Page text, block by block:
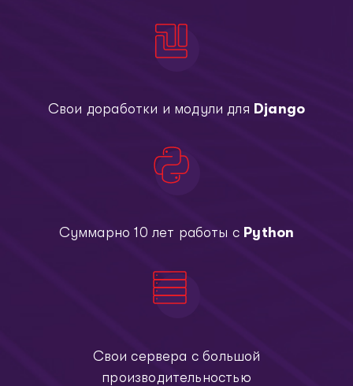
Свои доработки и модули для Django
Суммарно 10 лет работы с Python
Свои сервера с большой
производительностью